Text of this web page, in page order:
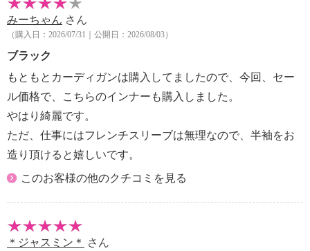
みーちゃん さん
（購入日：2026/07/31｜公開日：2026/08/03）
ブラック
もともとカーディガンは購入してましたので、今回、セー
ル価格で、こちらのインナーも購入しました。
やはり綺麗です。
ただ、仕事にはフレンチスリーブは無理なので、半袖をお
造り頂けると嬉しいです。
このお客様の他のクチコミを見る
＊ジャスミン＊ さん